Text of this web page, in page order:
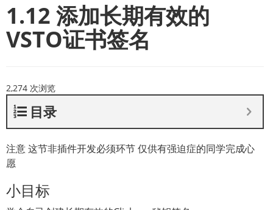
1.12 添加长期有效的
VSTO证书签名
2,274 次浏览
目录
注意 这节非插件开发必须环节 仅供有强迫症的同学完成心
愿
小目标